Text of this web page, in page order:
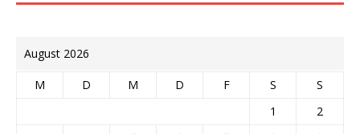
August 2026
M D M D F S
S
1
2